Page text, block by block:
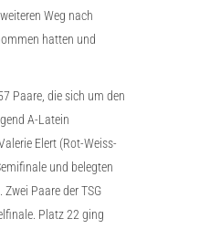
Weg nach
hatten und
Paare, die sich um den
A-Latein
Elert (Rot-Weiss-
und belegten
Paare der TSG
Platz 22 ging